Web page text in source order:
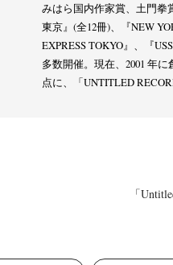
みはら国内作家賞、土門拳
東京』(全12冊)、『NEW
EXPRESS TOKYO』、『
多数開催。現在、2001 年に
点に、「UNTITLED
「